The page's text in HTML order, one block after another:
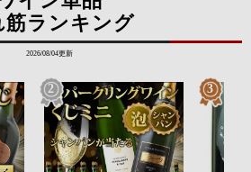
筋ランキング
2026/08/04更新
2 3